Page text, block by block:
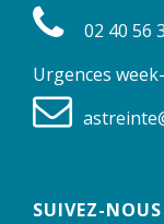
02 40 56
Urgences
SUIVEZ-NOUS